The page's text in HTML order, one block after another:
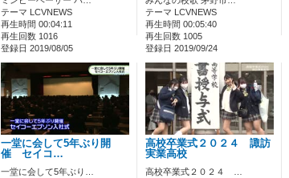
テーマ LCVNEWS
再生時間 00:04:11
再生回数 1016
登録日 2019/08/05
テーマ LCVNEWS
再生時間 00:05:40
再生回数 1005
登録日 2019/09/24
一堂に会して5年ぶり開
催 セイコ…
一堂に会して5年ぶり…
高校卒業式２０２４ 諏訪
実業高校
高校卒業式２０２４ …